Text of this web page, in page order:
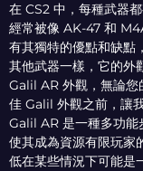
在 CS2 中，每種武器
經常被像 AK-47 和
有其獨特的優點和缺點
其他武器一樣，它的外
Galil AR 外觀，無論您
佳 Galil 外觀之前，讓
Galil AR 是一種多功能
使其成為資源有限玩家
低在某些情況下可能